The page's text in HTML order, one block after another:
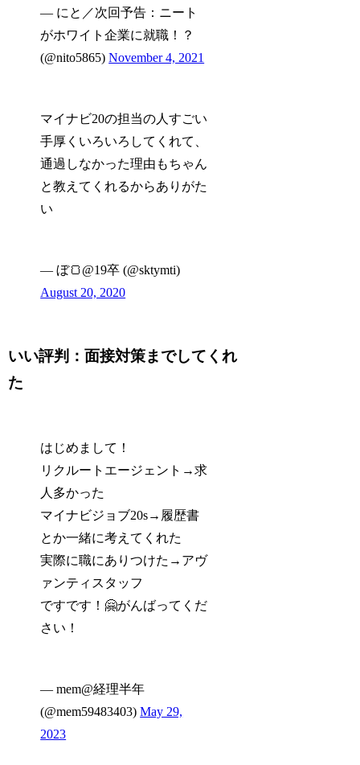
— にと／次回予告：ニート
がホワイト企業に就職！？
(@nito5865)November 4, 2021
マイナビ20の担当の人すごい
手厚くいろいろしてくれて、
通過しなかった理由もちゃん
と教えてくれるからありがた
い
— ぼ🍞@19卒 (@sktymti)
August 20, 2020
いい評判：面接対策までしてくれ
た
はじめまして！
リクルートエージェント→求
人多かった
マイナビジョブ20s→履歴書
とか一緒に考えてくれた
実際に職にありつけた→アヴ
ァンティスタッフ
ですです！🤗がんばってくだ
さい！
— mem@経理半年
(@mem59483403)May 29,
2023